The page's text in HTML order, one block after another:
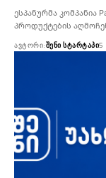
ესპანურმა კომპანია
პროდუქტების
ᲐᲕᲢᲝᲠᲘ:ᲨᲔᲜᲘ ᲡᲢᲐᲠᲢᲐᲞᲘ5